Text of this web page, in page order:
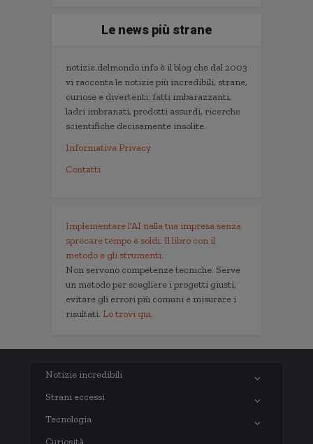
Le news più strane
notizie.delmondo.info è il blog che dal 2003
vi racconta le notizie più incredibili, strane,
curiose e divertenti: fatti imbarazzanti,
ladri imbranati, prodotti assurdi, ricerche
scientifiche decisamente insolite.
Informativa Privacy
Contatti
Implementare l'AI nella tua impresa senza
sprecare tempo e soldi. Il libro con il
metodo e gli strumenti.
Non servono competenze tecniche. Serve
un metodo per scegliere i progetti giusti,
evitare gli errori più comuni e misurare i
risultati. Lo trovi qui.
Notizie incredibili
Strani eccessi
Tecnologia